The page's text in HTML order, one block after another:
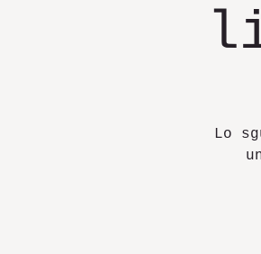
Lo